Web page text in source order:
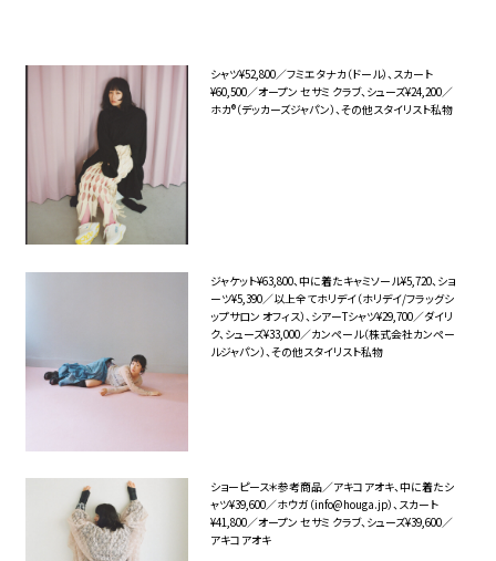
シャツ¥52,800／フミエタナカ（ドール）、スカート
¥60,500／オープン セサミ クラブ、シューズ¥24,200／
ホカ®︎（デッカーズジャパン）、その他スタイリスト私物
ジャケット¥63,800、中に着たキャミソール¥5,720、ショ
ーツ¥5,390／以上全てホリデイ（ホリデイ/フラッグシ
ップサロン オフィス）、シアーTシャツ¥29,700／ダイリ
ク、シューズ¥33,000／カンペール（株式会社カンペー
ルジャパン）、その他スタイリスト私物
ショーピース＊参考商品／アキコアオキ、中に着たシ
ャツ¥39,600／ホウガ（info@houga.jp）、スカート
¥41,800／オープン セサミ クラブ、シューズ¥39,600／
アキコアオキ